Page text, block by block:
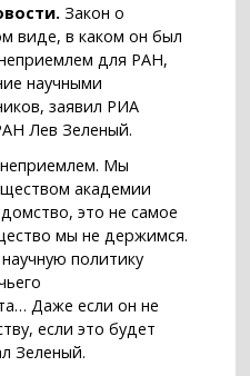
Закон о
виде, в каком он был
для РАН,
научными
заявил РИА
Лев Зеленый.
Мы
академии
это не самое
мы не держимся.
политику
Даже если он не
если это будет
Зеленый.